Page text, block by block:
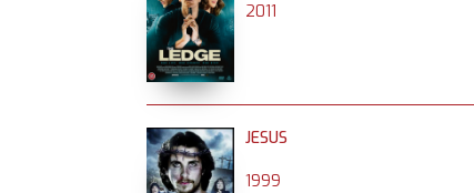
2011
JESUS
1999